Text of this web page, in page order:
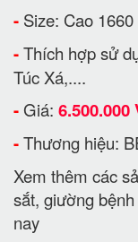
- Size: Cao
-Thích hợp sử
Túc Xá,....
- Giá: 6.500.000
-Thương hiệu:
Xem thêm các
sắt, giường
nay